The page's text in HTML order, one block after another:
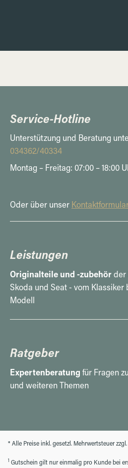
Service-Hotline
Unterstützung und Beratung
034362/40334
Montag – Freitag: 07:00 – 18:00
Oder über unser Kontaktformular
Leistungen
Originalteile und -zubehörder
Skoda und Seat - vom Klassiker
Modell
Ratgeber
Expertenberatung für Fragen
und weiteren Themen
* Alle Preise inkl. gesetzl. Mehrwertsteuer zzgl.
1 Gutschein gilt nur einmalig pro Kunde bei